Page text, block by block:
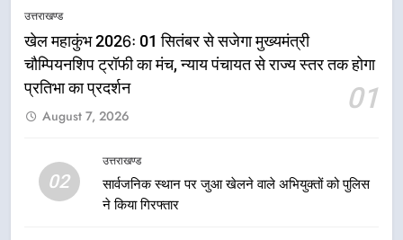
उत्तराखण्ड
खेल महाकुंभ 2026ः 01 सितंबर से सजेगा मुख्यमंत्री
चौम्पियनशिप ट्रॉफी का मंच, न्याय पंचायत से राज्य स्तर तक होगा
प्रतिभा का प्रदर्शन
01
August 7, 2026
02
उत्तराखण्ड
सार्वजनिक स्थान पर जुआ खेलने वाले अभियुक्तों को पुलिस
ने किया गिरफ्तार
धामी ने उत्कृष्ट बुनकरों और हस्तशिल्प
कारीगरों को किया सम्मानित
उत्तराखण्ड
6
का गठन
उत्तराखण्ड